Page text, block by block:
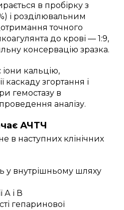
в пробірку з
і розділювальним
точного
до крові — 1:9,
консервацію зразка.
іони кальцію,
каскаду згортання і
гемостазу в
аналізу.
АЧТЧ
в наступних клінічних
у внутрішньому шляху
А і В
гепаринової